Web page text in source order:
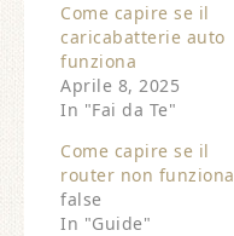
Come capire se il
caricabatterie auto
funziona​
Aprile 8, 2025
In "Fai da Te"
Come capire se il
router non funziona​
false
In "Guide"